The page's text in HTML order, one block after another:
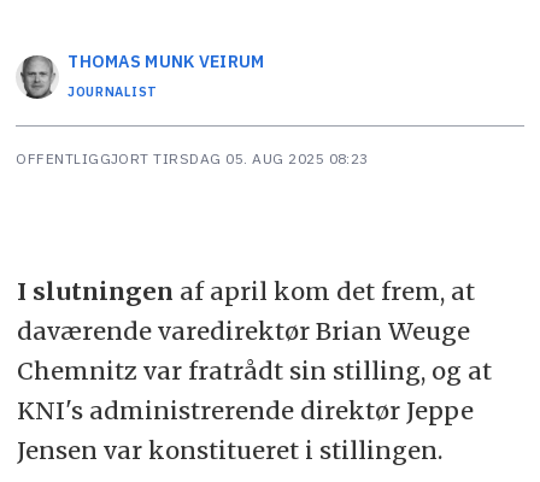
THOMAS MUNK VEIRUM
JOURNALIST
OFFENTLIGGJORT TIRSDAG 05. AUG 2025 08:23
I slutningen af april kom det frem, at
daværende varedirektør Brian Weuge
Chemnitz var fratrådt sin stilling, og at
KNI's administrerende direktør Jeppe
Jensen var konstitueret i stillingen.